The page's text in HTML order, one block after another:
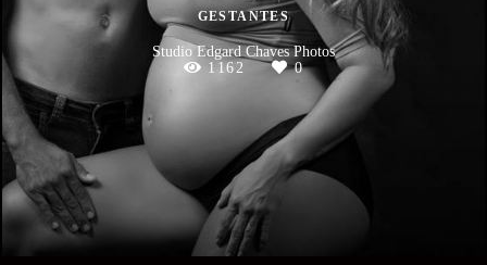
GESTANTES
Studio Edgard Chaves Photos
1162
0